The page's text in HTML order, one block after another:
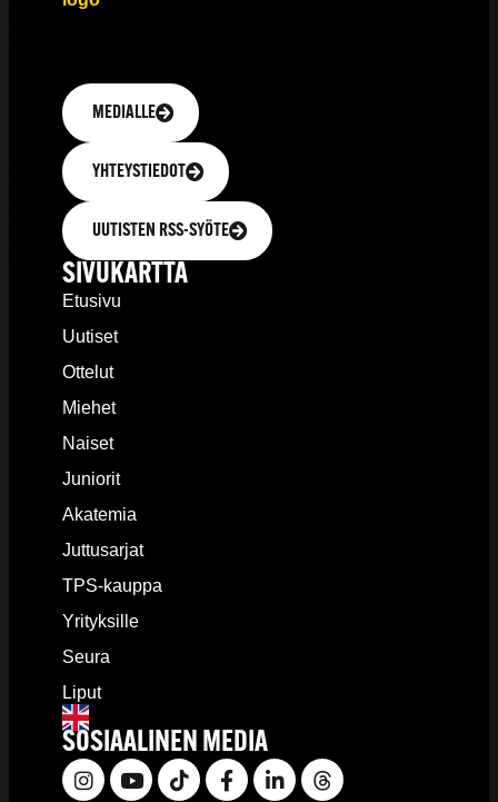
MEDIALLE
YHTEYSTIEDOT
UUTISTEN RSS-SYÖTE
SIVUKARTTA
Etusivu
Uutiset
Ottelut
Miehet
Naiset
Juniorit
Akatemia
Juttusarjat
TPS-kauppa
Yrityksille
Seura
Liput
SOSIAALINEN MEDIA